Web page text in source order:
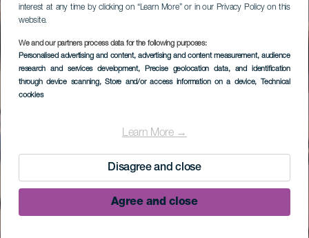
interest at any time by clicking on “Learn More” or in our Privacy Policy on this
website.
We and our partners process data for the following purposes:
Personalised advertising and content, advertising and content measurement, audience
research and services development, Precise geolocation data, and identification
through device scanning, Store and/or access information on a device, Technical
cookies
Learn More →
Disagree and close
Agree and close